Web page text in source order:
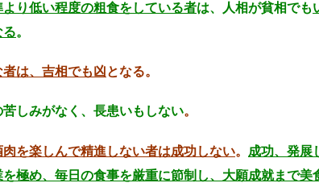
より低い程度の粗食をしている者は、人相が貧相でも
る。
は、吉相でも凶となる。
しみがなく、長患いもしない。
を楽しんで精進しない者は成功しない。 成功、発展
極め、毎日の食事を厳重に節制し、大願成就まで美